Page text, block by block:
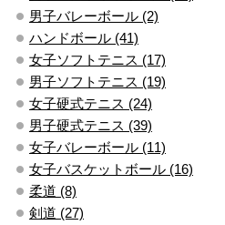
男子バレーボール (2)
ハンドボール (41)
女子ソフトテニス (17)
男子ソフトテニス (19)
女子硬式テニス (24)
男子硬式テニス (39)
女子バレーボール (11)
女子バスケットボール (16)
柔道 (8)
剣道 (27)